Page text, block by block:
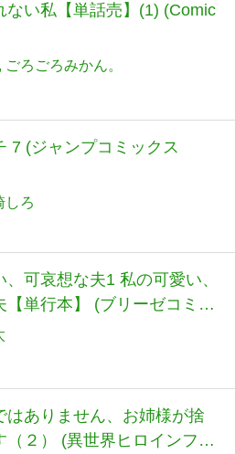
ない私【単話売】(1) (Comic
ごろごろみかん。
7 (ジャンプコミックス
しろ
、可哀想な夫1 私の可愛い、
【単行本】 (ブリーゼコミッ
はありません、お姉様が捨
（２） (異世界ヒロインファ